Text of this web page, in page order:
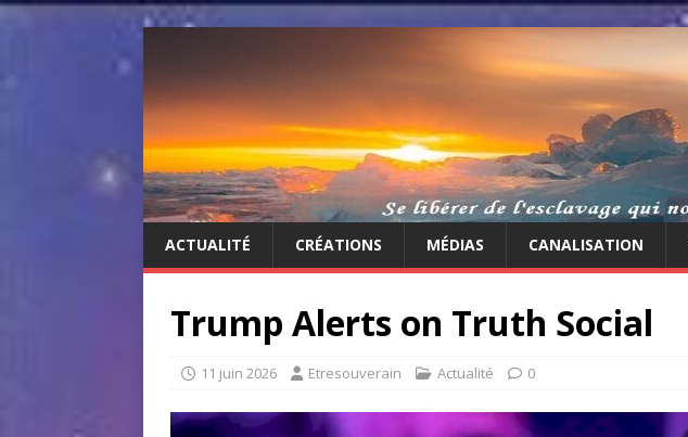
ACTUALITÉ CRÉATIONS MÉDIAS CANALISATION
Trump Alerts on Truth Social
11 juin 2026 Etresouverain Actualité 0